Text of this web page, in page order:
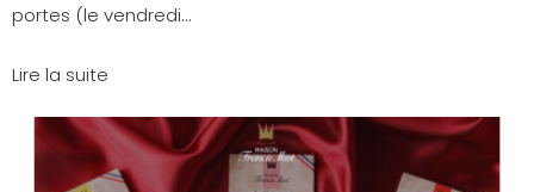
portes (le vendredi...
Lire la suite